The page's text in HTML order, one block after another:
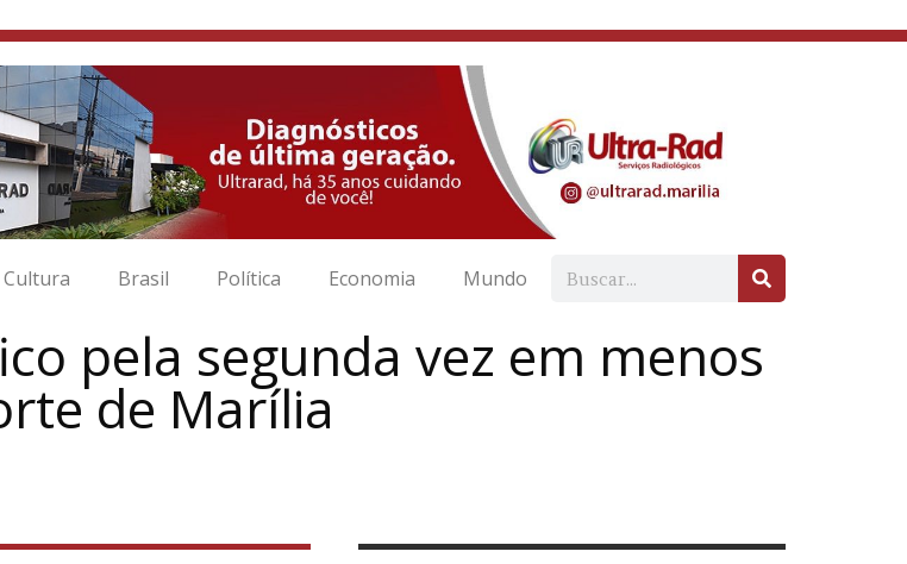
Cultura Brasil Política Economia Mundo
pela segunda vez em menos
de Marília